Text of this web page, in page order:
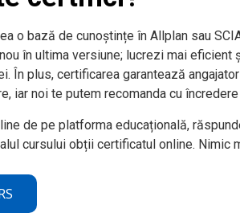
o bază de cunoștințe în Allplan sau
în ultima versiune; lucrezi mai eficient
În plus, certificarea garantează
iar noi te putem recomanda cu
de pe platforma educațională,
cursului obții certificatul online. Nimic